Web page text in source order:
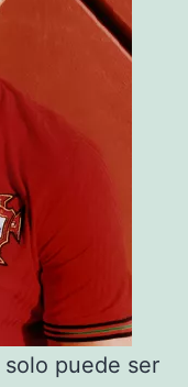
puede ser